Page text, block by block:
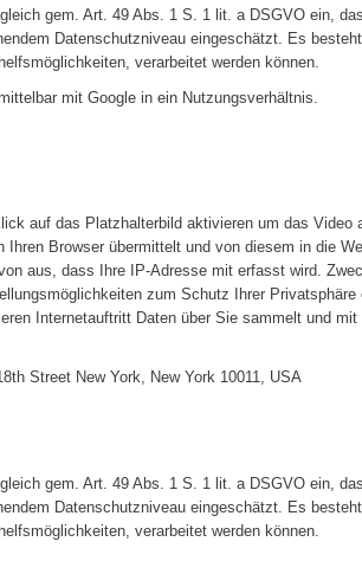
gem. Art. 49 Abs. 1 S. 1 lit. a DSGVO ein,
Datenschutzniveau eingeschätzt. Es
verarbeitet werden können.
mit Google in ein Nutzungsverhältnis.
auf das Platzhalterbild aktivieren um das
Browser übermittelt und von diesem in die
aus, dass Ihre IP-Adresse mit erfasst wird.
zum Schutz Ihrer
Internetauftritt Daten über Sie sammelt und
Street New York, New York 10011, USA
gem. Art. 49 Abs. 1 S. 1 lit. a DSGVO ein,
Datenschutzniveau eingeschätzt. Es
verarbeitet werden können.